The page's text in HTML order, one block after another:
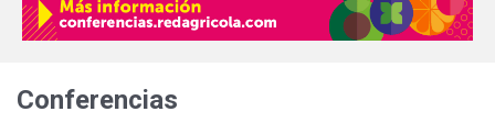
Conferencias